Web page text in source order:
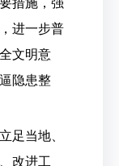
措施，强
进一步普
文明意
隐患整
足当地、
改进工